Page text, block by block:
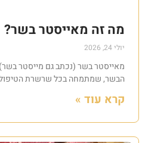
מה זה מאייסטר בשר?
יולי 24, 2026
מאייסטר בשר (נכתב גם מייסטר
הבשר, שמתמחה בכל שרשרת הטיפול
קרא עוד »